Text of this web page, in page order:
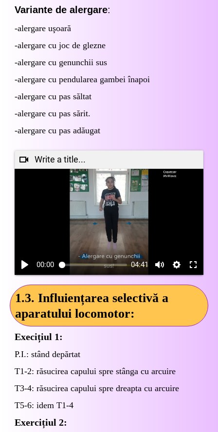
Variante de alergare:
-alergare uşoară
-alergare cu joc de glezne
-alergare cu genunchii sus
-alergare cu pendularea gambei înapoi
-alergare cu pas săltat
-alergare cu pas sărit.
-alergare cu pas adăugat
Write a title...
00:00 04:41
1.3. Influiențarea selectivă a
aparatului locomotor:
Execițiul 1:
P.I.: stând depărtat
T1-2: răsucirea capului spre stânga cu arcuire
T3-4: răsucirea capului spre dreapta cu arcuire
T5-6: idem T1-4
Exercițiul 2: